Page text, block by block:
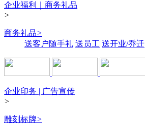
企业福利｜商务礼品
>
商务礼品>
送客户随手礼 送员工 送开业/乔迁
企业印务 | 广告宣传
>
雕刻标牌>